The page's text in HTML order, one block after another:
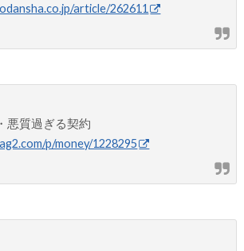
article/262611
悪質過ぎる契約
p/money/1228295